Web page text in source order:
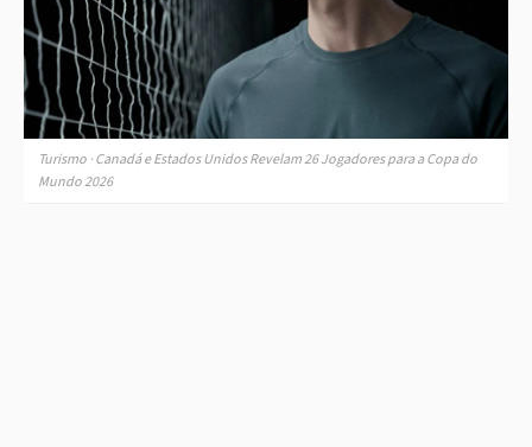
Turismo · Canadá e Estados Unidos Revelam 26 Jogadores para a Copa do
Mundo 2026